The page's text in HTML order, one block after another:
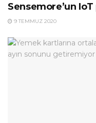
Sensemore’un IoT
9 TEMMUZ 2020